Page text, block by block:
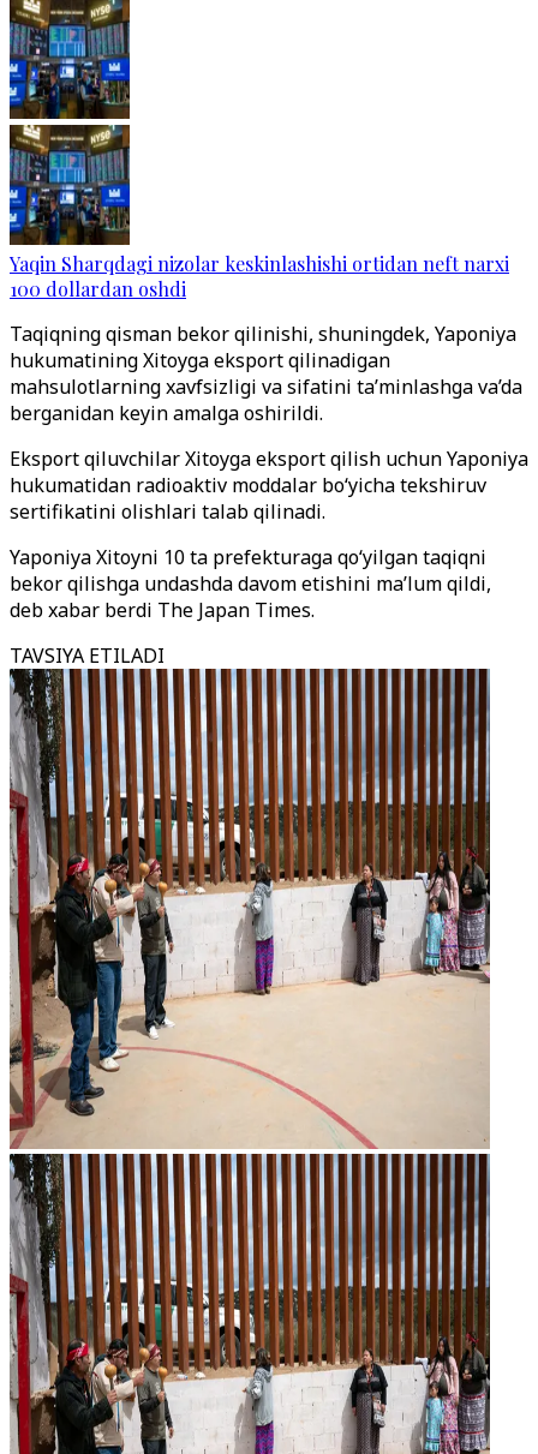
Yaqin Sharqdagi nizolar keskinlashishi ortidan neft narxi
100 dollardan oshdi
Taqiqning qisman bekor qilinishi, shuningdek, Yaponiya
hukumatining Xitoyga eksport qilinadigan
mahsulotlarning xavfsizligi va sifatini ta’minlashga va’da
berganidan keyin amalga oshirildi.
Eksport qiluvchilar Xitoyga eksport qilish uchun Yaponiya
hukumatidan radioaktiv moddalar bo‘yicha tekshiruv
sertifikatini olishlari talab qilinadi.
Yaponiya Xitoyni 10 ta prefekturaga qo‘yilgan taqiqni
bekor qilishga undashda davom etishini ma’lum qildi,
deb xabar berdi The Japan Times.
TAVSIYA ETILADI